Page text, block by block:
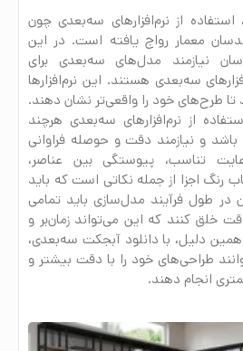
استفاده از نرم‌افزارهای سه‌بعدی چون
معمار رواج یافته است. در این
نیازمند مدل‌های سه‌بعدی برای
سه‌بعدی هستند. این نرم‌افزارها
طرح‌های خود را واقعی‌تر نشان دهند.
از نرم‌افزارهای سه‌بعدی هرچند
و نیازمند دقت و حوصله فراوانی
تناسب، پیوستگی بین عناصر،
رنگ اجزا از جمله نکاتی است که باید
در طول فرآیند مدل‌سازی باید تمامی
خلق کنند که این می‌تواند زمان‌بر و
دلیل، با دانلود آبجکت سه‌بعدی،
طراحی‌های خود را با دقت بیشتر و
انجام دهند.